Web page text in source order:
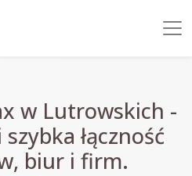
w Lutrowskich -
łączność
biur i firm.